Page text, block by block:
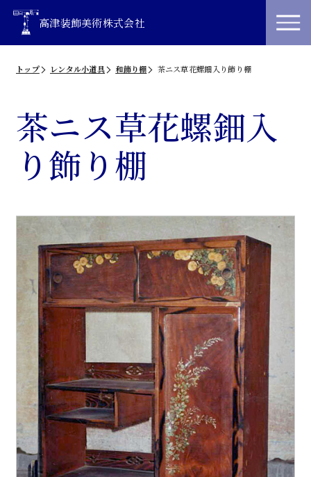
高津装飾美術株式会社
トップ レンタル小道具 和飾り棚 茶ニス草花螺鈿入り飾り棚
茶ニス草花螺鈿入
り飾り棚